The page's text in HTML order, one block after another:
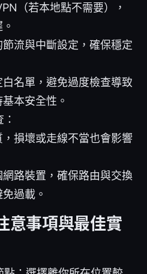
（若本地點不需要），
流與中斷設定，確保穩定
名單，避免過度檢查導致
本安全性。
損壞或走線不當也會影響
路裝置，確保路由與交換
過載。
意事項與最佳實